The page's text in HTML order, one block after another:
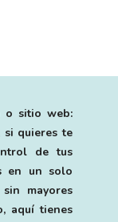
sitio web:
si quieres te
de tus
en un solo
mayores
aquí tienes